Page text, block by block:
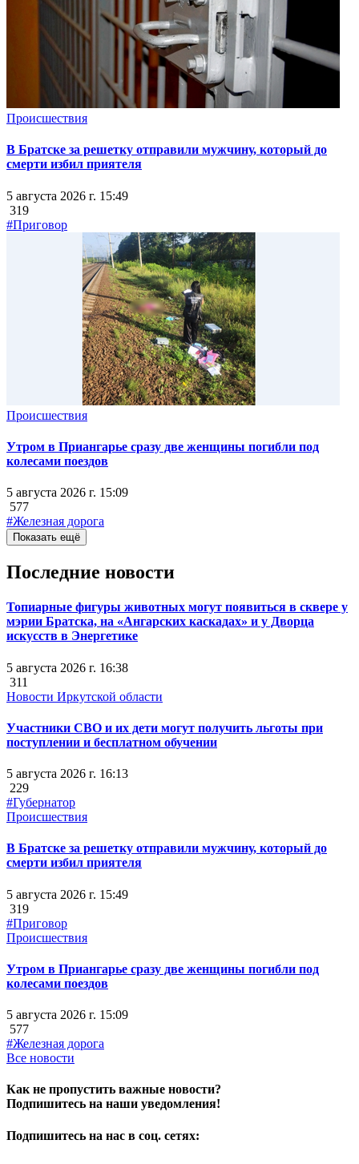
Происшествия
В Братске за решетку отправили мужчину, который до
смерти избил приятеля
5 августа 2026 г. 15:49
319
#Приговор
Происшествия
Утром в Приангарье сразу две женщины погибли под
колесами поездов
5 августа 2026 г. 15:09
577
#Железная дорога
Показать ещё
Последние новости
Топиарные фигуры животных могут появиться в сквере у
мэрии Братска, на «Ангарских каскадах» и у Дворца
искусств в Энергетике
5 августа 2026 г. 16:38
311
Новости Иркутской области
Участники СВО и их дети могут получить льготы при
поступлении и бесплатном обучении
5 августа 2026 г. 16:13
229
#Губернатор
Происшествия
В Братске за решетку отправили мужчину, который до
смерти избил приятеля
5 августа 2026 г. 15:49
319
#Приговор
Происшествия
Утром в Приангарье сразу две женщины погибли под
колесами поездов
5 августа 2026 г. 15:09
577
#Железная дорога
Все новости
Как не пропустить важные новости?
Подпишитесь на наши уведомления!
Подпишитесь на нас в соц. сетях: